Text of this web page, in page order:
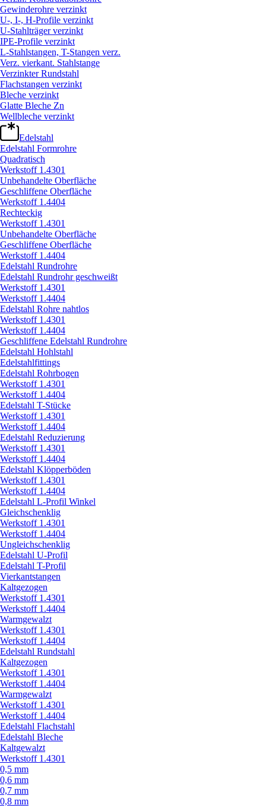
Gewinderohre verzinkt
U-, I-, H-Profile verzinkt
U-Stahlträger verzinkt
IPE-Profile verzinkt
L-Stahlstangen, T-Stangen verz.
Verz. vierkant. Stahlstange
Verzinkter Rundstahl
Flachstangen verzinkt
Bleche verzinkt
Glatte Bleche Zn
Wellbleche verzinkt
Edelstahl
Edelstahl Formrohre
Quadratisch
Werkstoff 1.4301
Unbehandelte Oberfläche
Geschliffene Oberfläche
Werkstoff 1.4404
Rechteckig
Werkstoff 1.4301
Unbehandelte Oberfläche
Geschliffene Oberfläche
Werkstoff 1.4404
Edelstahl Rundrohre
Edelstahl Rundrohr geschweißt
Werkstoff 1.4301
Werkstoff 1.4404
Edelstahl Rohre nahtlos
Werkstoff 1.4301
Werkstoff 1.4404
Geschliffene Edelstahl Rundrohre
Edelstahl Hohlstahl
Edelstahlfittings
Edelstahl Rohrbogen
Werkstoff 1.4301
Werkstoff 1.4404
Edelstahl T-Stücke
Werkstoff 1.4301
Werkstoff 1.4404
Edelstahl Reduzierung
Werkstoff 1.4301
Werkstoff 1.4404
Edelstahl Klöpperböden
Werkstoff 1.4301
Werkstoff 1.4404
Edelstahl L-Profil Winkel
Gleichschenklig
Werkstoff 1.4301
Werkstoff 1.4404
Ungleichschenklig
Edelstahl U-Profil
Edelstahl T-Profil
Vierkantstangen
Kaltgezogen
Werkstoff 1.4301
Werkstoff 1.4404
Warmgewalzt
Werkstoff 1.4301
Werkstoff 1.4404
Edelstahl Rundstahl
Kaltgezogen
Werkstoff 1.4301
Werkstoff 1.4404
Warmgewalzt
Werkstoff 1.4301
Werkstoff 1.4404
Edelstahl Flachstahl
Edelstahl Bleche
Kaltgewalzt
Werkstoff 1.4301
0,5 mm
0,6 mm
0,7 mm
0,8 mm